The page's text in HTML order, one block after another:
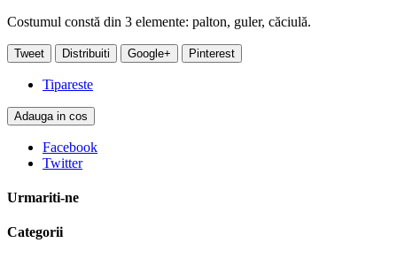
Costumul constă din 3 elemente: palton, guler, căciulă.
Tweet Distribuiti Google+ Pinterest
Tipareste
Adauga in cos
Facebook
Twitter
Urmariti-ne
Categorii